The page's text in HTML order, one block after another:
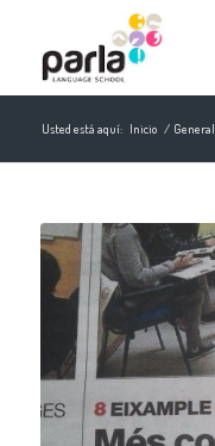
Usted está aquí: Inicio / General